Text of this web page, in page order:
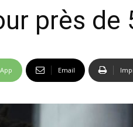
près de
Email